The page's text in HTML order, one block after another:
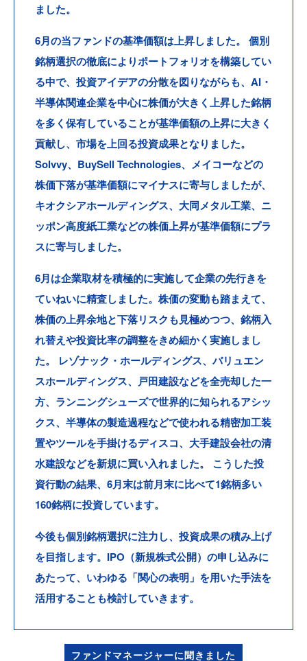
ました。
6月の当ファンドの基準価額は上昇しました。 個別
銘柄選択の徹底によりポートフォリオを構築してい
る中で、投資アイデアの分散を図りながらも、AI・
半導体関連企業を中心に株価が大きく上昇した銘柄
を多く保有していることが基準価額の上昇に大きく
貢献し、市場を上回る投資成果となりました。
Solvvy、BuySell Technologies、メイコーなどの
株価下落が基準価額にマイナスに寄与しましたが、
キオクシアホールディングス、大同メタル工業、ニ
ッポン高度紙工業などの株価上昇が基準価額にプラ
スに寄与しました。
6月は企業取材を積極的に実施して企業の先行きを
ていねいに精査しました。株価の変動も踏まえて、
株価の上昇余地と下落リスクも見極めつつ、銘柄入
れ替えや投資比率の調整をきめ細かく実施しまし
た。
レゾナック・ホールディングス、バリュエン
スホールディングス、戸田建設などを全売却した一
方、ランニングシューズで世界的に知られるアシッ
クス、半導体の製造過程などで使われる精密加工装
置やツールを手掛けるディスコ、大手建設会社の清
水建設などを新規に買い入れました。
こうした投
資行動の結果、6月末は前月末に比べて1銘柄多い
160銘柄に投資しています。
今後も個別銘柄選択に注力し、投資成果の積み上げ
を目指します。IPO（新規株式公開）の申し込みに
あたって、いわゆる「関心の表明」を用いた手法を
活用することも検討していきます。
ファンドマネージャーに聞きました